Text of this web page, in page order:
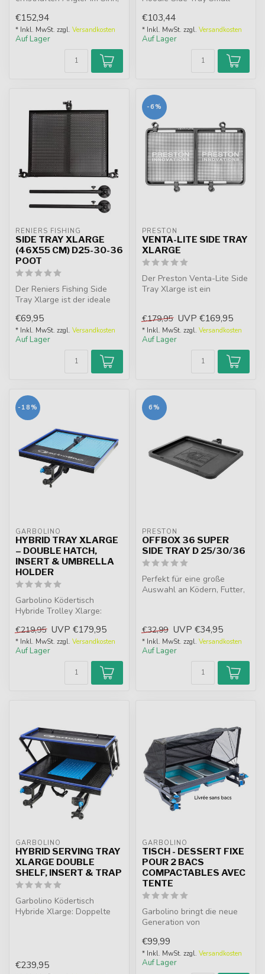
Köderbox ...
€152,94
* Inkl. MwSt. zzgl. Versandkosten
Auf Lager
einer abn...
€103,44
* Inkl. MwSt. zzgl. Versandkosten
Auf Lager
RENIERS FISHING
SIDE TRAY XLARGE
(46X55 CM) D25-30-36
POOT
Der Reniers Fishing Side
Tray Xlarge ist der ideale
Organisieren...
€69,95
* Inkl. MwSt. zzgl. Versandkosten
Auf Lager
-6%
PRESTON
VENTA-LITE SIDE TRAY
XLARGE
Der Preston Venta-Lite Side
Tray Xlarge ist ein
€179,95 UVP €169,95
* Inkl. MwSt. zzgl. Versandkosten
Auf Lager
-18%
GARBOLINO
HYBRID TRAY XLARGE
– DOUBLE HATCH,
INSERT & UMBRELLA
HOLDER
Garbolino Ködertisch
Hybride Trolley Xlarge:
Schirmhalter und ...
€219,95 UVP €179,95
* Inkl. MwSt. zzgl. Versandkosten
Auf Lager
6%
PRESTON
OFFBOX 36 SUPER
SIDE TRAY D 25/30/36
Perfekt für eine große
Auswahl an Ködern, Futter,
€32,99 UVP €34,95
* Inkl. MwSt. zzgl. Versandkosten
Auf Lager
GARBOLINO
HYBRID SERVING TRAY
XLARGE DOUBLE
SHELF, INSERT & TRAP
Garbolino Ködertisch
Hybride Xlarge: Doppelte
€239,95
GARBOLINO
TISCH - DESSERT FIXE
POUR 2 BACS
COMPACTABLES AVEC
TENTE
Garbolino bringt die neue
Generation von
heraus. ...
€99,99
* Inkl. MwSt. zzgl. Versandkosten
Auf Lager